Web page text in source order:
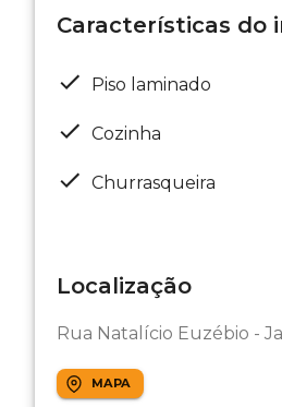
Características do
Piso laminado
Cozinha
Churrasqueira
Localização
Rua Natalício Euzébio -
MAPA